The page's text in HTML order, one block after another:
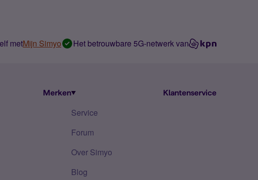
metMijn Simyo Het betrouwbare 5G-netwerk van
Merken Klantenservice
Service
Forum
Over Simyo
Blog